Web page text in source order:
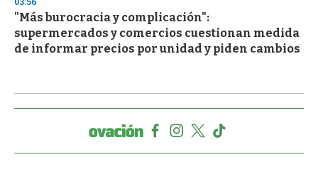
03:56
"Más burocracia y complicación":
supermercados y comercios cuestionan medida
de informar precios por unidad y piden cambios